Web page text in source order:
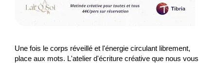
Une fois le corps réveillé et l'énergie circulant librement,
place aux mots. L'atelier d'écriture créative que nous vous